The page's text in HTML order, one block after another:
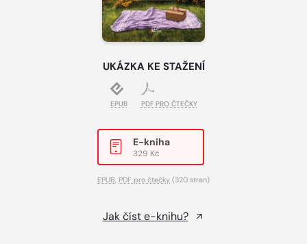
UKÁZKA KE STAŽENÍ
EPUB PDF PRO ČTEČKY
E-kniha
329 Kč
EPUB PDF pro čtečky (320 stran)
Jak číst e-knihu?